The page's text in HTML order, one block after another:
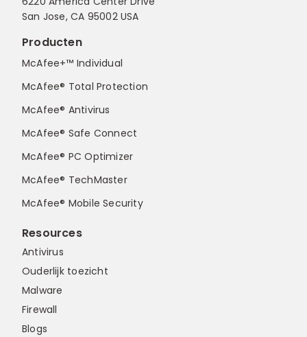
San Jose, CA 95002 USA
Producten
McAfee+™ Individual
McAfee® Total Protection
McAfee® Antivirus
McAfee® Safe Connect
McAfee® PC Optimizer
McAfee® TechMaster
McAfee® Mobile Security
Resources
Antivirus
Ouderlijk toezicht
Malware
Firewall
Blogs